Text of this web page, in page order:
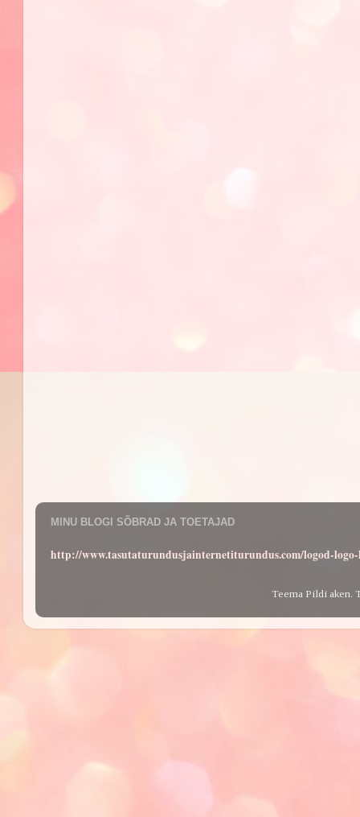
MINU BLOGI SÕBRAD JA TOETAJAD
http://www.tasutaturundusjainternetiturundus.com/logod-
Teema Pildi aken.